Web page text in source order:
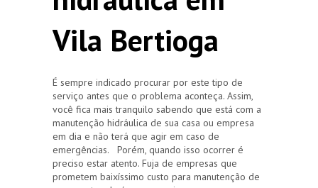
Vila Bertioga
É sempre indicado procurar por este tipo de
serviço antes que o problema aconteça. Assim,
você fica mais tranquilo sabendo que está com a
manutenção hidráulica de sua casa ou empresa
em dia e não terá que agir em caso de
emergências. Porém, quando isso ocorrer é
preciso estar atento. Fuja de empresas que
prometem baixíssimo custo para manutenção de